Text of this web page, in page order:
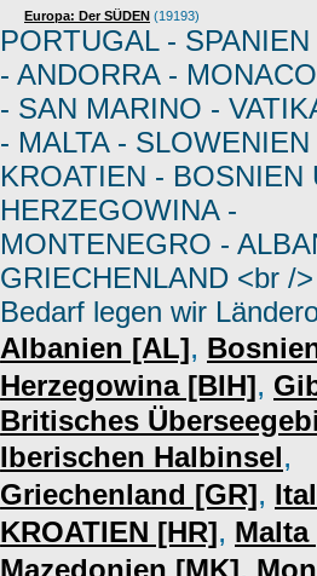
Europa: Der SÜDEN (19193)
PORTUGAL -
- ANDORRA -
- SAN MARINO -
- MALTA - SLOWENIEN
KROATIEN - BOSNIEN
HERZEGOWINA -
MONTENEGRO -
GRIECHENLAND <br /
Bedarf legen wir
Albanien [AL],
Herzegowina [BIH],
Britisches
Iberischen Halbinsel,
Griechenland [GR],
KROATIEN [HR], Malta
Mazedonien [MK],